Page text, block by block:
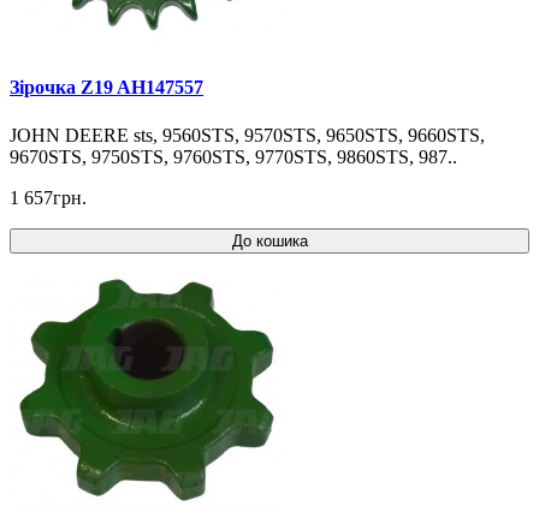
Зірочка Z19 AH147557
JOHN DEERE sts, 9560STS, 9570STS, 9650STS, 9660STS,
9670STS, 9750STS, 9760STS, 9770STS, 9860STS, 987..
1 657грн.
До кошика